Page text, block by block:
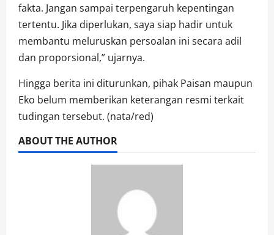
fakta. Jangan sampai terpengaruh kepentingan
tertentu. Jika diperlukan, saya siap hadir untuk
membantu meluruskan persoalan ini secara adil
dan proporsional,” ujarnya.
Hingga berita ini diturunkan, pihak Paisan maupun
Eko belum memberikan keterangan resmi terkait
tudingan tersebut. (nata/red)
ABOUT THE AUTHOR